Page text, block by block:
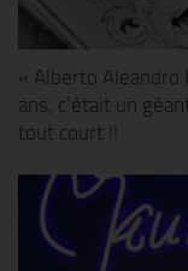
« Alberto Aleandro
ans, c’était un
tout court !!